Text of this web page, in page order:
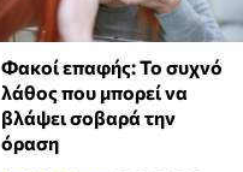
Φακοί επαφής: Το συχνό
λάθος που μπορεί να
βλάψει σοβαρά την
όραση